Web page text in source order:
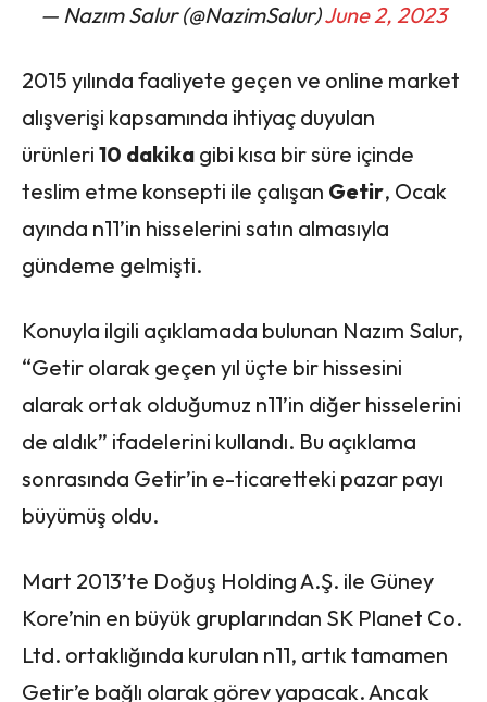
— Nazım Salur (@NazimSalur)June 2, 2023
2015 yılında faaliyete geçen ve online market
alışverişi kapsamında ihtiyaç duyulan
ürünleri 10 dakika gibi kısa bir süre içinde
teslim etme konsepti ile çalışan Getir, Ocak
ayında n11’in hisselerini satın almasıyla
gündeme gelmişti.
Konuyla ilgili açıklamada bulunan Nazım Salur,
“Getir olarak geçen yıl üçte bir hissesini
alarak ortak olduğumuz n11’in diğer hisselerini
de aldık” ifadelerini kullandı. Bu açıklama
sonrasında Getir’in e-ticaretteki pazar payı
büyümüş oldu.
Mart 2013’te Doğuş Holding A.Ş. ile Güney
Kore’nin en büyük gruplarından SK Planet Co.
Ltd. ortaklığında kurulan n11, artık tamamen
Getir’e bağlı olarak görev yapacak. Ancak